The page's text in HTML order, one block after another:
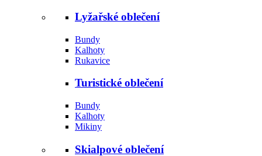
Lyžařské oblečení
Bundy
Kalhoty
Rukavice
Turistické oblečení
Bundy
Kalhoty
Mikiny
Skialpové oblečení